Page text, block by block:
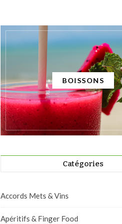
BOISSONS
Catégories
Accords Mets & Vins
Apéritifs & Finger Food